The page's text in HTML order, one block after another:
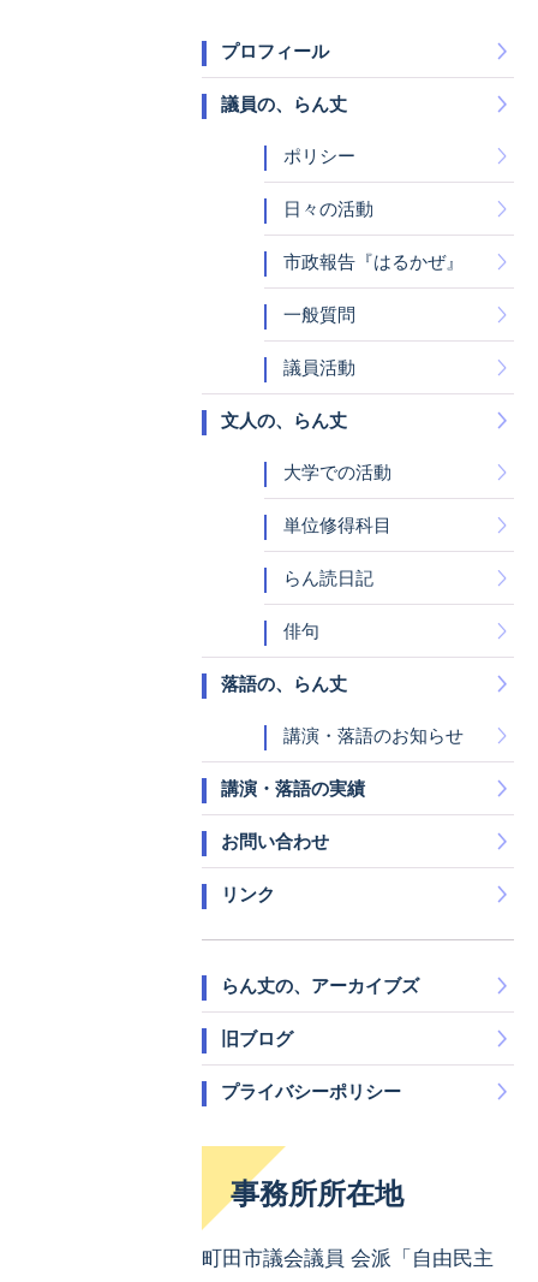
プロフィール
議員の、らん丈
ポリシー
日々の活動
市政報告『はるかぜ』
一般質問
議員活動
文人の、らん丈
大学での活動
単位修得科目
らん読日記
俳句
落語の、らん丈
講演・落語のお知らせ
講演・落語の実績
お問い合わせ
リンク
らん丈の、アーカイブズ
旧ブログ
プライバシーポリシー
事務所所在地
町田市議会議員 会派「自由民主